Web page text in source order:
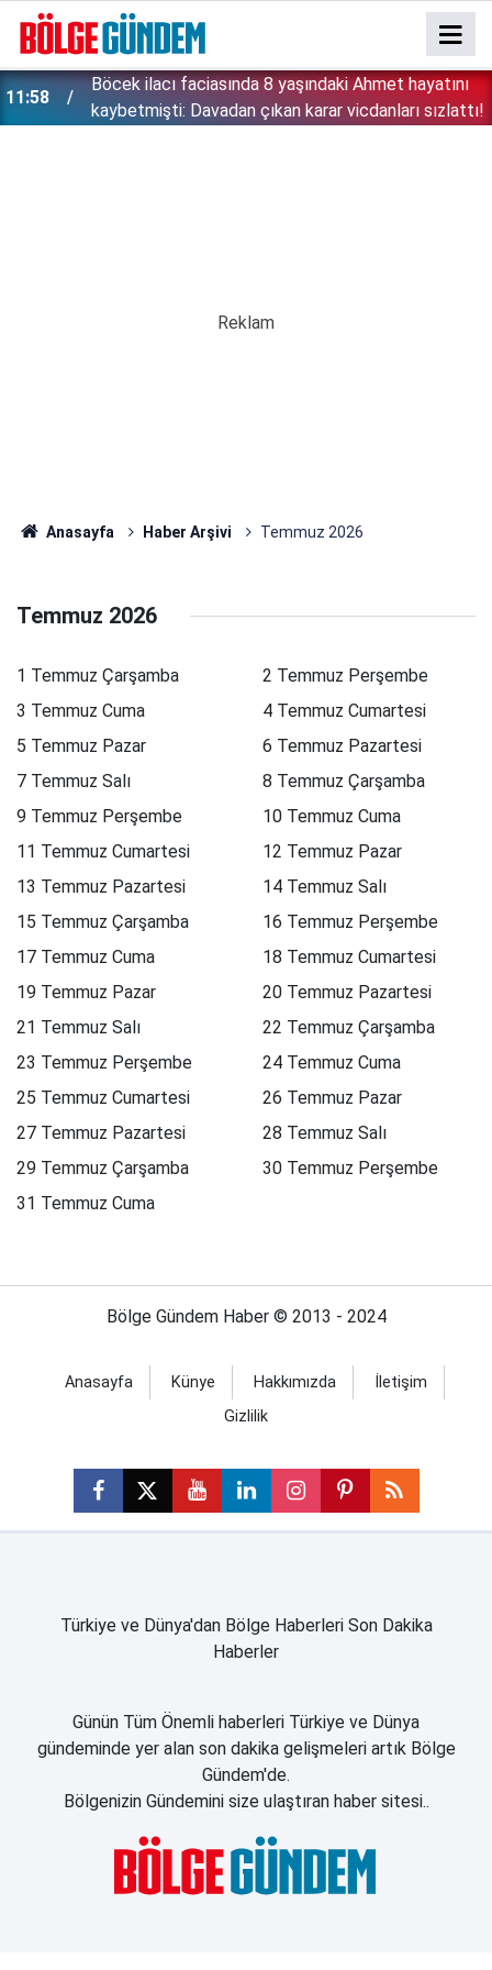
11:58
Böcek ilacı faciasında 8 yaşındaki Ahmet hayatını
kaybetmişti: Davadan çıkan karar vicdanları sızlattı!
Anasayfa Haber Arşivi Temmuz 2026
Temmuz 2026
1 Temmuz Çarşamba
2 Temmuz Perşembe
3 Temmuz Cuma
4 Temmuz Cumartesi
5 Temmuz Pazar
6 Temmuz Pazartesi
7 Temmuz Salı
8 Temmuz Çarşamba
9 Temmuz Perşembe
10 Temmuz Cuma
11 Temmuz Cumartesi
12 Temmuz Pazar
13 Temmuz Pazartesi
14 Temmuz Salı
15 Temmuz Çarşamba
16 Temmuz Perşembe
17 Temmuz Cuma
18 Temmuz Cumartesi
19 Temmuz Pazar
20 Temmuz Pazartesi
21 Temmuz Salı
22 Temmuz Çarşamba
23 Temmuz Perşembe
24 Temmuz Cuma
25 Temmuz Cumartesi
26 Temmuz Pazar
27 Temmuz Pazartesi
28 Temmuz Salı
29 Temmuz Çarşamba
30 Temmuz Perşembe
31 Temmuz Cuma
Bölge Gündem Haber © 2013 - 2024
Anasayfa Künye Hakkımızda
İletişim
Gizlilik
Türkiye ve Dünya'dan Bölge Haberleri Son Dakika
Haberler
Günün Tüm Önemli haberleri Türkiye ve Dünya
gündeminde yer alan son dakika gelişmeleri artık Bölge
Gündem'de.
Bölgenizin Gündemini size ulaştıran haber sitesi..